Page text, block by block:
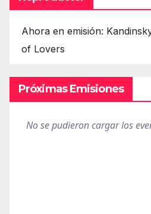
Ahora en emisión:
of Lovers
Próximas Emisiones